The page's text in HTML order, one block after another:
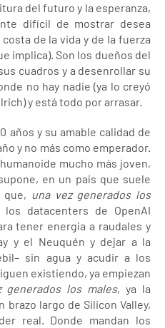
del futuro y la esperanza,
difícil de mostrar desea
de la vida y de la fuerza
implica). Son los dueños del
cuadros y a desenrollar su
no hay nadie (ya lo creyó
y está todo por arrasar.
años y su amable calidad de
y no más como emperador.
mucho más joven,
en un país que suele
que, una vez generados los
datacenters de OpenAI
tener energía a raudales y
y el Neuquén y dejar a la
sin agua y acudir a los
existiendo, ya empiezan
generados los males, ya la
brazo largo de Silicon Valley,
real. Donde mandan los